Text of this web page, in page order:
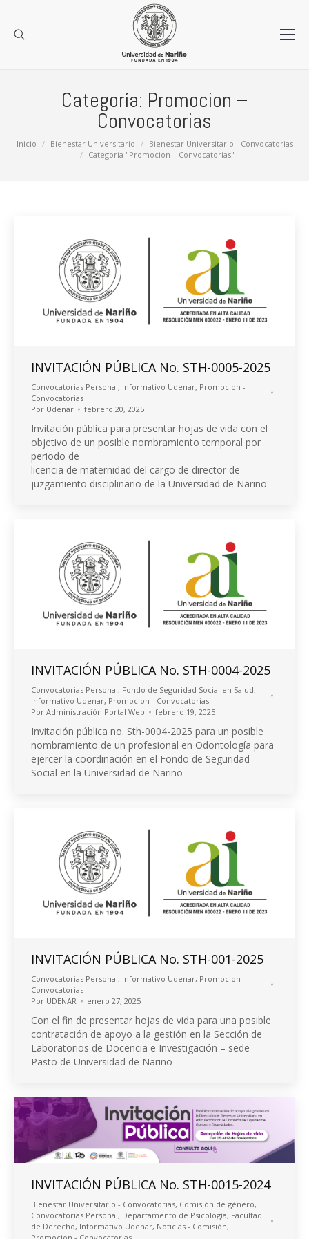
Categoría: Promocion –
Convocatorias
Estás aquí:
Inicio Bienestar Universitario
Bienestar Universitario - Convocatorias
Categoría "Promocion – Convocatorias"
INVITACIÓN PÚBLICA No. STH-0005-2025
Convocatorias Personal, Informativo Udenar, Promocion -
Convocatorias
Por Udenar febrero 20, 2025
Invitación pública para presentar hojas de vida con el
objetivo de un posible nombramiento temporal por
periodo de
licencia de maternidad del cargo de director de
juzgamiento disciplinario de la Universidad de Nariño
INVITACIÓN PÚBLICA No. STH-0004-2025
Convocatorias Personal, Fondo de Seguridad Social en Salud,
Informativo Udenar, Promocion - Convocatorias
Por Administración Portal Web febrero 19, 2025
Invitación pública no. Sth-0004-2025 para un posible
nombramiento de un profesional en Odontología para
ejercer la coordinación en el Fondo de Seguridad
Social en la Universidad de Nariño
INVITACIÓN PÚBLICA No. STH-001-2025
Convocatorias Personal, Informativo Udenar, Promocion -
Convocatorias
Por UDENAR enero 27, 2025
Con el fin de presentar hojas de vida para una posible
contratación de apoyo a la gestión en la Sección de
Laboratorios de Docencia e Investigación – sede
Pasto de Universidad de Nariño
INVITACIÓN PÚBLICA No. STH-0015-2024
Bienestar Universitario - Convocatorias, Comisión de género,
Convocatorias Personal, Departamento de Psicología, Facultad
de Derecho, Informativo Udenar, Noticias - Comisión,